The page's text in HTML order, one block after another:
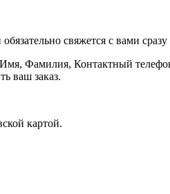
свяжется с вами
Фамилия, Контактный
ваш заказ.
картой.